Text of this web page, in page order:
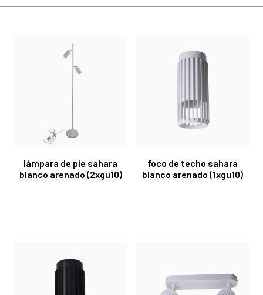
lámpara de pie sahara
blanco arenado (2xgu10)
foco de techo sahara
blanco arenado (1xgu10)